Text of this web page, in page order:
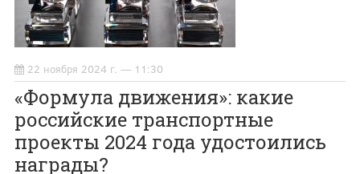
22 ноября 2024 г. — 11:30
«Формула движения»: какие
российские транспортные
проекты 2024 года удостоились
награды?